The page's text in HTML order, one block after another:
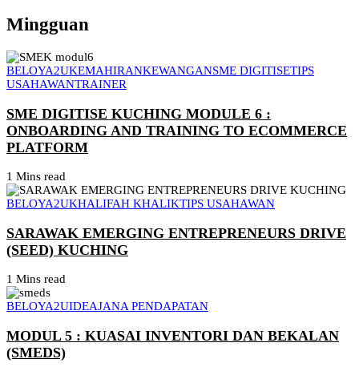
Mingguan
BELOYA2UKEMAHIRANKEWANGANSME DIGITISETIPS
USAHAWANTRAINER
SME DIGITISE KUCHING MODULE 6 :
ONBOARDING AND TRAINING TO ECOMMERCE
PLATFORM
1 Mins read
BELOYA2UKHALIFAH KHALIKTIPS USAHAWAN
SARAWAK EMERGING ENTREPRENEURS DRIVE
(SEED) KUCHING
1 Mins read
BELOYA2UIDEAJANA PENDAPATAN
MODUL 5 : KUASAI INVENTORI DAN BEKALAN
(SMEDS)